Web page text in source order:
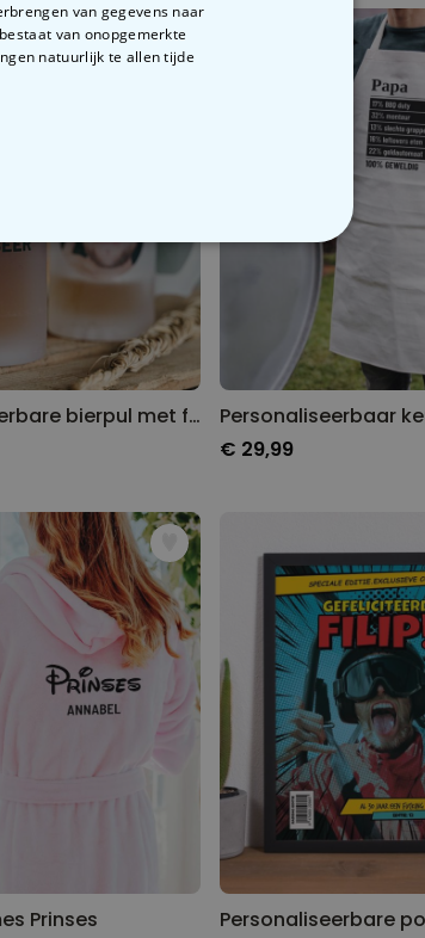
Personaliseerbare bierpul met foto en tekst
€ 29,99
Prinses
van gegevens naar
van onopgemerkte
natuurlijk te allen tijde
OVERIGE